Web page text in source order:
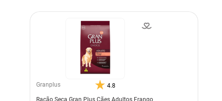
Granplus 4.8
Ração Seca Gran Plus Cães Adultos Frango